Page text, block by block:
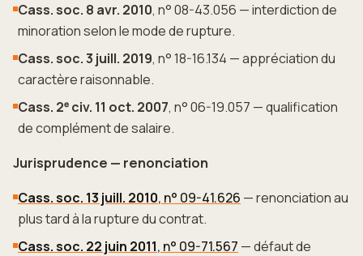
Cass. soc. 8 avr. 2010, n° 08-43.056 — interdiction de
minoration selon le mode de rupture.
Cass. soc. 3 juill. 2019, n° 18-16.134 — appréciation du
caractère raisonnable.
Cass. 2ᵉ civ. 11 oct. 2007, n° 06-19.057 — qualification
de complément de salaire.
Jurisprudence — renonciation
Cass. soc. 13 juill. 2010, n° 09-41.626 — renonciation au
plus tard à la rupture du contrat.
Cass. soc. 22 juin 2011, n° 09-71.567 — défaut de